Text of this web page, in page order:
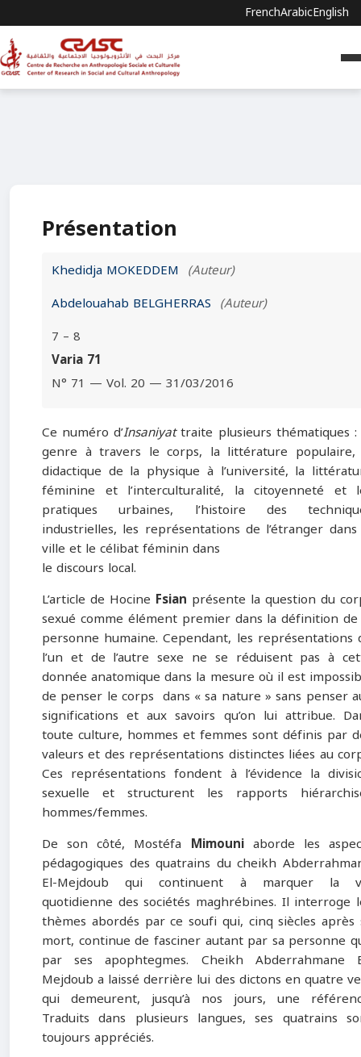
FrenchArabicEnglish
Présentation
Khedidja MOKEDDEM (Auteur)
Abdelouahab BELGHERRAS (Auteur)
7 – 8
Varia 71
N° 71 — Vol. 20 — 31/03/2016
Ce numéro d’Insaniyattraite plusieurs thématiques
genre à travers le corps, la littérature populaire,
didactique de la physique à l’université, la
féminine et l’interculturalité, la citoyenneté et
pratiques urbaines, l’histoire des
industrielles, les représentations de l’étranger
ville et le célibat féminin dans
le discours local.
L’article de Hocine Fsian présente la question du
sexué comme élément premier dans la définition
personne humaine. Cependant, les représentations
l’un et de l’autre sexe ne se réduisent pas à
donnée anatomique dans la mesure où il est
de penser le corps dans « sa nature » sans penser
significations et aux savoirs qu’on lui attribue.
toute culture, hommes et femmes sont définis par
valeurs et des représentations distinctes liées au
Ces représentations fondent à l’évidence la
sexuelle et structurent les rapports
hommes/femmes.
De son côté, Mostéfa Mimouniaborde les
pédagogiques des quatrains du cheikh
El-Mejdoub qui continuent à marquer la
quotidienne des sociétés maghrébines. Il interroge
thèmes abordés par ce soufi qui, cinq siècles après
mort, continue de fasciner autant par sa personne
par ses apophtegmes. Cheikh Abderrahmane
Mejdoub a laissé derrière lui des dictons en quatre
qui demeurent, jusqu’à nos jours, une
Traduits dans plusieurs langues, ses quatrains
toujours appréciés.